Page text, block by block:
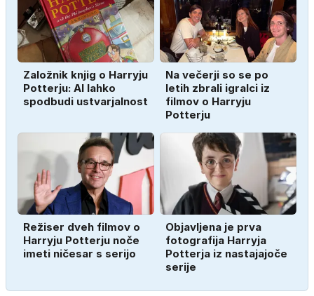
Založnik knjig o Harryju
Potterju: AI lahko
spodbudi ustvarjalnost
Na večerji so se po
letih zbrali igralci iz
filmov o Harryju
Potterju
Režiser dveh filmov o
Harryju Potterju noče
imeti ničesar s serijo
Objavljena je prva
fotografija Harryja
Potterja iz nastajajoče
serije